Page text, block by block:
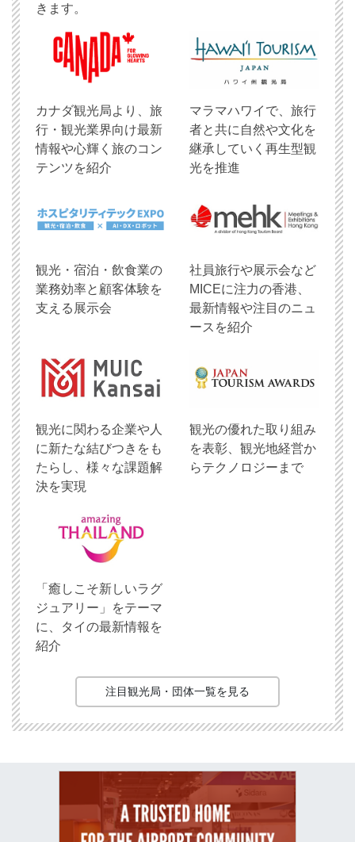
きます。
​カナダ観光局より、旅
行・観光業界向け最新
情報や心輝く旅のコン
テンツを紹介
マラマハワイで、旅行
者と共に自然や文化を
継承していく再生型観
光を推進
観光・宿泊・飲食業の
業務効率と顧客体験を
支える展示会
社員旅行や展示会など
MICEに注力の香港、
最新情報や注目のニュ
ースを紹介
観光に関わる企業や人
に新たな結びつきをも
たらし、様々な課題解
決を実現
観光の優れた取り組み
を表彰、観光地経営か
らテクノロジーまで
「癒しこそ新しいラグ
ジュアリー」をテーマ
に、タイの最新情報を
紹介
注目観光局・団体一覧を見る